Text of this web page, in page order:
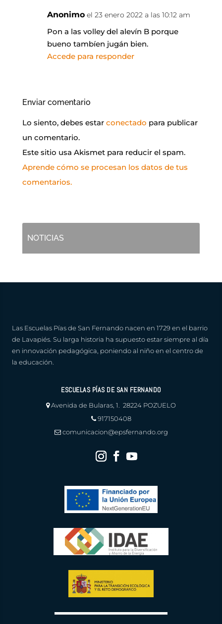
Anonimo el 23 enero 2022 a las 10:12 am
Pon a las volley del alevín B porque
bueno tambíen jugán bien.
Accede para responder
Enviar comentario
Lo siento, debes estar conectado para publicar
un comentario.
Este sitio usa Akismet para reducir el spam.
Aprende cómo se procesan los datos de tus
comentarios.
NOTICIAS
Las Escuelas Pías de San Fernando nacen en 1729 en el barrio
de Lavapiés. Su larga historia ha supuesto estar siempre al día
en innovación pedagógica, poniendo al niño en el centro de
la educación.
ESCUELAS PÍAS DE SAN FERNANDO
Avenida de Bularas, 1. 28224 POZUELO
917150408
comunicacion@epsfernando.org